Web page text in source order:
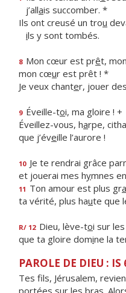
j’allais succomber. *
Ils ont creusé un trou
ils y sont tombés.
8 Mon cœur est prêt,
mon cœur est prêt ! *
Je veux chanter, jouer
9 Éveille-toi, ma gloire ! +
Éveillez-vous, harpe,
que j’éveille l’aurore !
10 Je te rendrai grâce
et jouerai mes hymnes
11 Ton amour est plus gra
ta vérité, plus haute que
R/ 12 Dieu, lève-toi sur
que ta gloire domine la
PAROLE DE DIEU : IS
Tes fils, Jérusalem,
portées sur les bras.